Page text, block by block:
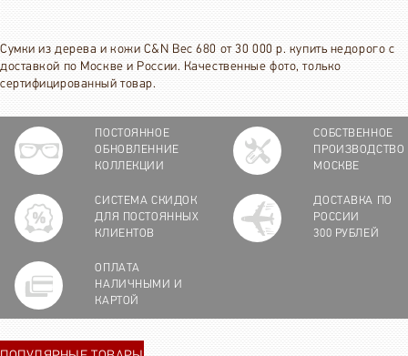
Сумки из дерева и кожи C&N Вес 680 от 30 000 р. купить недорого с
доставкой по Москве и России. Качественные фото, только
сертифицированный товар.
ПОСТОЯННОЕ
ОБНОВЛЕННИЕ
КОЛЛЕКЦИИ
СОБСТВЕННОЕ
ПРОИЗВОДСТВО
МОСКВЕ
СИСТЕМА СКИДОК
ДЛЯ ПОСТОЯННЫХ
КЛИЕНТОВ
ДОСТАВКА ПО
РОССИИ
300 РУБЛЕЙ
ОПЛАТА
НАЛИЧНЫМИ И
КАРТОЙ